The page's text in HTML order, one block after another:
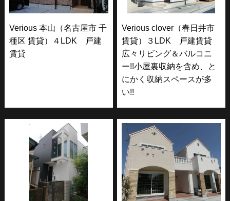
Verious 本山（名古屋市 千
種区 賃貸）４LDK 戸建
賃貸
Verious clover（春日井市
賃貸）３LDK 戸建賃貸
広々リビング＆バルコニ
ー!!小屋裏収納を含め、と
にかく収納スペースが多
い!!